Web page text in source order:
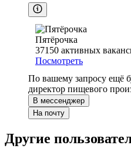
Пятёрочка
37150 активных
Посмотреть
По вашему запросу ещё
директор пищевого
В мессенджер
На почту
Другие